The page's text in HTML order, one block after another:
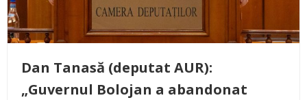
Dan Tanasă (deputat AUR):
„Guvernul Bolojan a abandonat